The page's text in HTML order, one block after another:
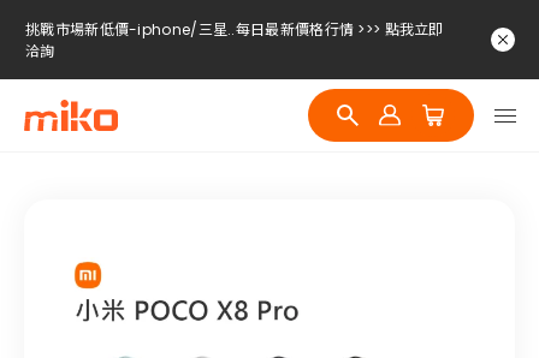
挑戰市場新低價-iphone/三星..每日最新價格行情 >>> 點我立即
洽詢
挑戰市場新低價-iphone/三星..每日最新價格行情 >>> 點我立即
洽詢
挑戰市場新低價-iphone/三星..每日最新價格行情 >>> 點我立即